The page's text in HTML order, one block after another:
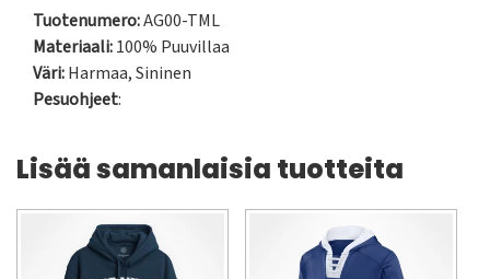
Tuotenumero:AG00-TML
Materiaali:100% Puuvillaa
Väri:Harmaa,Sininen
Pesuohjeet:
Lisää samanlaisia tuotteita